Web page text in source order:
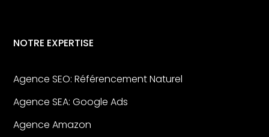
NOTRE EXPERTISE
Agence SEO: Référencement Naturel
Agence SEA: Google Ads
Agence Amazon